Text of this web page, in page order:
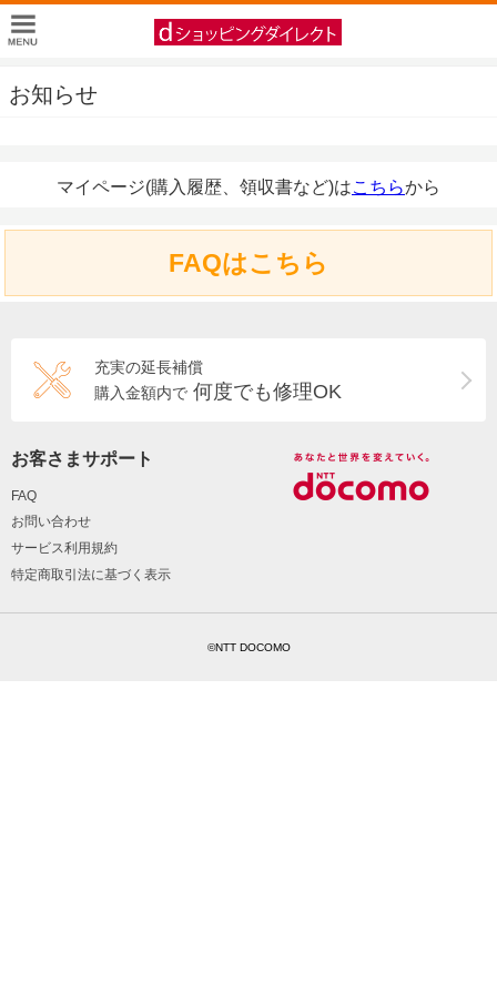
お知らせ
マイページ(購入履歴、領収書など)はこちらから
FAQはこちら
充実の延長補償
購入金額内で 何度でも修理OK
お客さまサポート
FAQ
お問い合わせ
サービス利用規約
特定商取引法に基づく表示
©NTT DOCOMO